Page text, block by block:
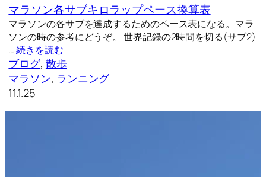
マラソン各サブキロラップペース換算表
マラソンの各サブを達成するためのペース表になる。マラ
ソンの時の参考にどうぞ。 世界記録の2時間を切る(サブ2)
…続きを読む
ブログ, 散歩
マラソン, ランニング
11.1.25